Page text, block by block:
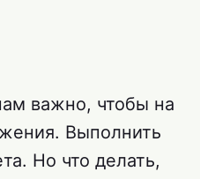
важно, чтобы на
Выполнить
Но что делать,